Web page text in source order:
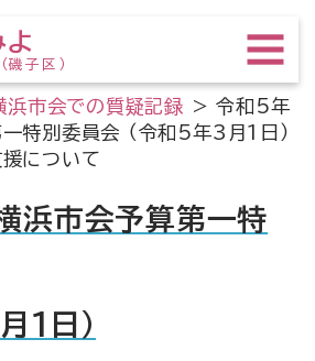
よ
磯子区）
浜市会での質疑記録 >令和5年
特別委員会 （令和5年3月1日）
について
浜市会予算第一特
1日）